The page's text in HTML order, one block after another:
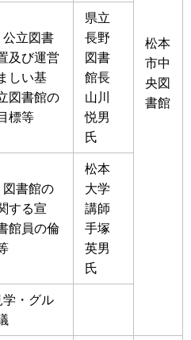
松本
市中
央図
書館
公立図書
及び運営
しい基
図書館の
標等
県立
長野
図書
館長
山川
悦男
氏
図書館の
する宣
館員の倫
松本
大学
講師
手塚
英男
氏
学・グル